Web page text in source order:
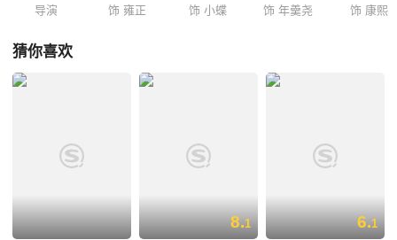
导演 饰 雍正 饰 小蝶 饰 年羹尧 饰 康熙
猜你喜欢
8.1 6.1